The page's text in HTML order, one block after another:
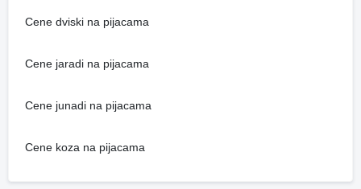
Cene dviski na pijacama
Cene jaradi na pijacama
Cene junadi na pijacama
Cene koza na pijacama